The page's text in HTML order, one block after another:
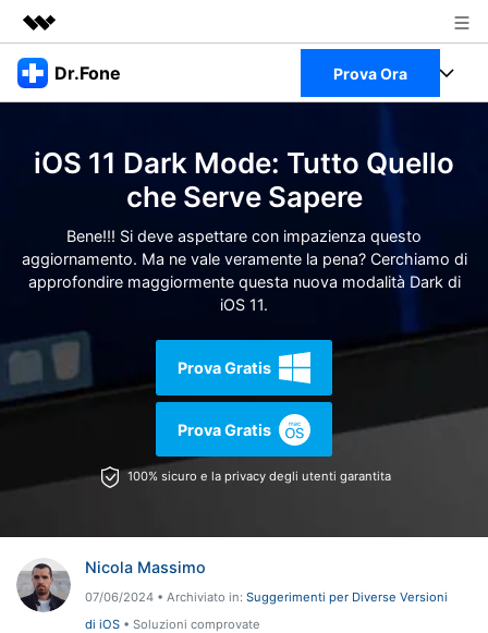
Prodotti in evidenza
Panoramica
Chi siamo
Sala stampa
Negozio
Dr.Fone Prova Ora
Visualizza il Full Toolkit >
Per Desktop
Per Mobile
Strumenti Online
Recupero dati Android
Azioni Rapide
Chiedi Aiuto
Risorse
Gestione di Dati
Protezione Telefono
iOS 11 Dark Mode: Tutto Quello
che Serve Sapere
Bene!!! Si deve aspettare con impazienza questo
aggiornamento. Ma ne vale veramente la pena? Cerchiamo di
approfondire maggiormente questa nuova modalità Dark di
iOS 11.
Prova Gratis
Prova Gratis
100% sicuro e la privacy degli utenti garantita
Nicola Massimo
07/06/2024 • Archiviato in: Suggerimenti per Diverse Versioni
di iOS• Soluzioni comprovate